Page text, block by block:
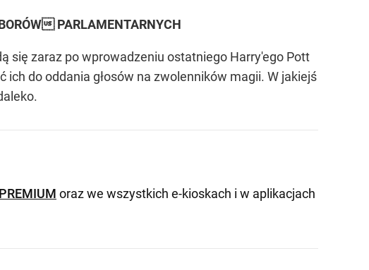
PARLAMENTARNYCH
się zaraz po wprowadzeniu ostatniego Harry'ego Pott
ich do oddania głosów na zwolenników magii. W jakiejś
oraz we wszystkich e-kioskach i w aplikacjach